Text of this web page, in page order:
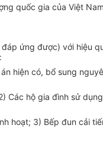
quốc gia của Việt
ứng được) với hiệu
hiện có, bổ sung
Các hộ gia đình sử
hoạt; 3) Bếp đun cải